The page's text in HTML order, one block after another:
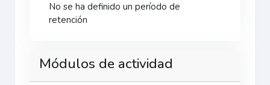
No se ha definido un período de
retención
Módulos de actividad